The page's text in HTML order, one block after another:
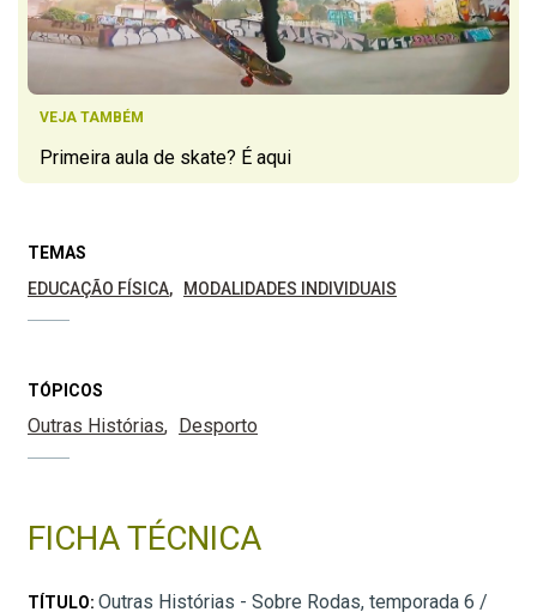
VEJA TAMBÉM
Primeira aula de skate? É aqui
TEMAS
EDUCAÇÃO FÍSICA
MODALIDADES INDIVIDUAIS
TÓPICOS
Outras Histórias Desporto
FICHA TÉCNICA
TÍTULO: Outras Histórias - Sobre Rodas, temporada 6 /